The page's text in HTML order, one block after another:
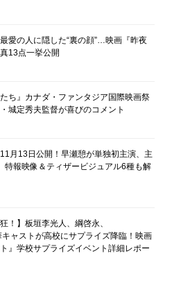
愛の人に隠した“裏の顔”…映画『昨夜
13点一挙公開
ち』カナダ・ファンタジア国際映画祭
城定秀夫監督が喜びのコメント
月13日公開！早瀬憩が単独初主演、主
特報映像＆ティザービジュアル6種も解
！】板垣李光人、綱啓永、
ャストが高校にサプライズ降臨！映画
』学校サプライズイベント詳細レポー